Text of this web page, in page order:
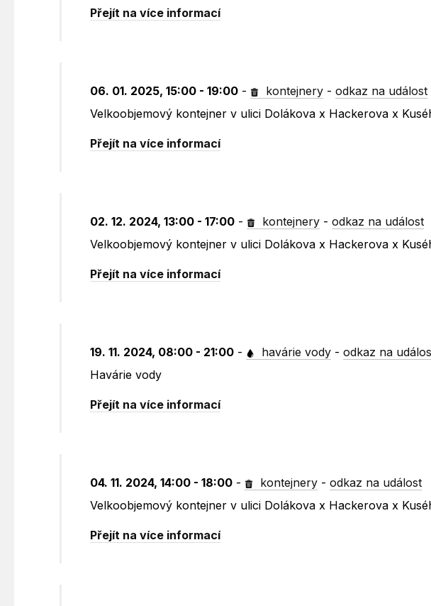
Přejít na více informací
06. 01. 2025, 15:00 - 19:00 - kontejnery -odkaz na událost
Velkoobjemový kontejner v ulici Dolákova x Hackerova x
Přejít na více informací
02. 12. 2024, 13:00 - 17:00 - kontejnery -odkaz na událost
Velkoobjemový kontejner v ulici Dolákova x Hackerova x
Přejít na více informací
19. 11. 2024, 08:00 - 21:00 - havárie vody -odkaz na
Havárie vody
Přejít na více informací
04. 11. 2024, 14:00 - 18:00 - kontejnery -odkaz na událost
Velkoobjemový kontejner v ulici Dolákova x Hackerova x
Přejít na více informací